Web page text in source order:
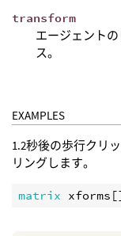
transform
エージェント
ス。
EXAMPLES
1.2秒後の歩行クリ
リングします。
matrix xforms